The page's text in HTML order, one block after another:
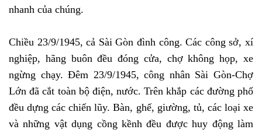
nhanh của chúng.
Chiều 23/9/1945, cả Sài Gòn đình công. Các công sở, xí
nghiệp, hãng buôn đều đóng cửa, chợ không họp, xe
ngừng chạy. Đêm 23/9/1945, công nhân Sài Gòn-Chợ
Lớn đã cắt toàn bộ điện, nước. Trên khắp các đường phố
đều dựng các chiến lũy. Bàn, ghế, giường, tủ, các loại xe
và những vật dụng cồng kềnh đều được huy động làm